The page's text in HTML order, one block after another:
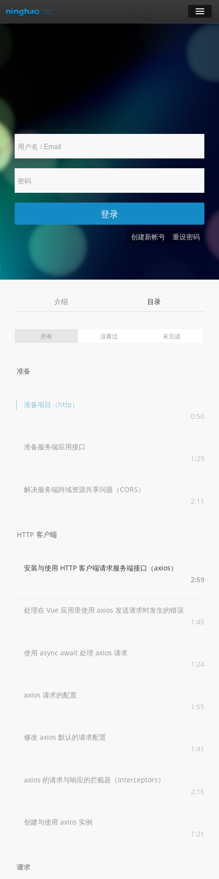
创建新帐号 重设密码
登录
介绍 目录
所有 没看过 未完成
准备
准备项目（http）
0:50
准备服务端应用接口
1:29
解决服务端跨域资源共享问题（CORS）
2:11
HTTP 客户端
安装与使用 HTTP 客户端请求服务端接口（axios）
2:59
处理在 Vue 应用里使用 axios 发送请求时发生的错误
1:45
使用 async await 处理 axios 请求
1:24
axios 请求的配置
1:55
修改 axios 默认的请求配置
1:41
axios 的请求与响应的拦截器（Interceptors）
2:16
创建与使用 axios 实例
1:21
请求